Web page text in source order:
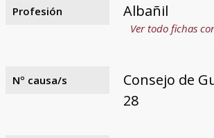
Profesión Albañil
Ver todo fichas
Nº causa/s
Consejo de
28